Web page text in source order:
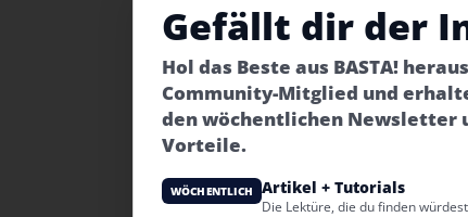
Gefällt dir der
Hol das Beste aus BASTA!
Community-Mitglied und
den wöchentlichen Newsletter
Vorteile.
WÖCHENTLICH Artikel + Tutorials
Die Lektüre, die du finden